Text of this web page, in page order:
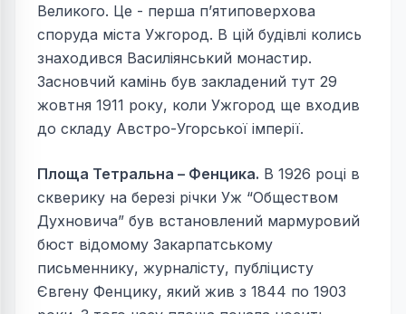
Великого. Це - перша п’ятиповерхова
споруда міста Ужгород. В цій будівлі колись
знаходився Василіянський монастир.
Засновчий камінь був закладений тут 29
жовтня 1911 року, коли Ужгород ще входив
до складу Австро-Угорської імперії.
Площа Тетральна – Фенцика. В 1926 році в
скверику на березі річки Уж “Обществом
Духновича” був встановлений мармуровий
бюст відомому Закарпатському
письменнику, журналісту, публіцисту
Євгену Фенцику, який жив з 1844 по 1903